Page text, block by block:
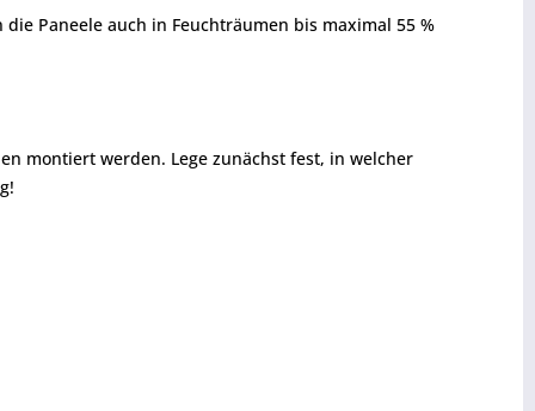
Paneele auch in Feuchträumen bis maximal 55 %
montiert werden. Lege zunächst fest, in welcher